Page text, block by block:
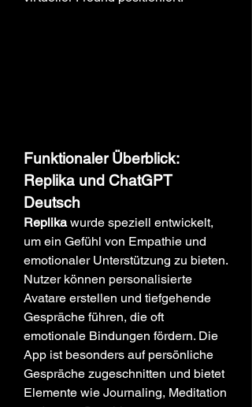
Funktionaler Überblick:
Replika und ChatGPT
Deutsch
Replika wurde speziell entwickelt,
um ein Gefühl von Empathie und
emotionaler Unterstützung zu bieten.
Nutzer können personalisierte
Avatare erstellen und tiefgehende
Gespräche führen, die oft
emotionale Bindungen fördern. Die
App ist besonders auf persönliche
Gespräche zugeschnitten und bietet
Elemente wie Journaling, Meditation